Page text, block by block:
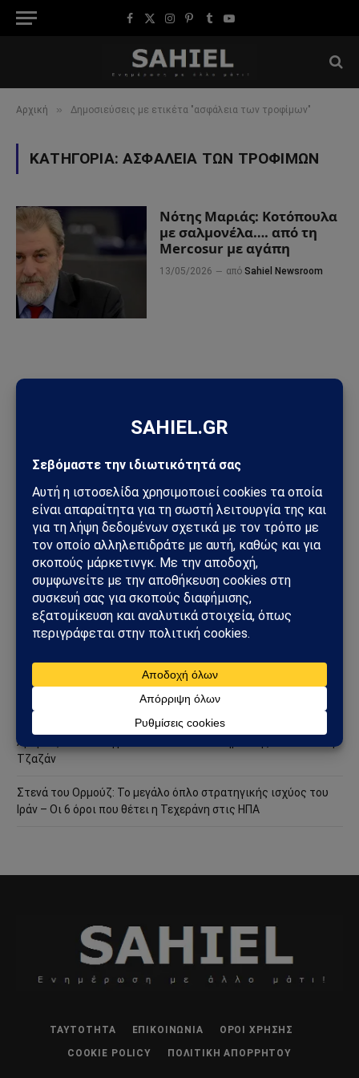
Facebook
X
Instagram
Pinterest
TumblrYouTube
Αρχική » Δημοσιεύσεις με ετικέτα "ασφάλεια των τροφίμων"
ΚΑΤΗΓΟΡΊΑ:ΑΣΦΆΛΕΙΑ ΤΩΝ ΤΡΟΦΊΜΩΝ
Νότης Μαριάς: Κοτόπουλα
με σαλμονέλα…. από τη
Mercosur με αγάπη
13/05/2026 από Sahiel Newsroom
Meta: Πρόστιμο-μαμούθ 567 εκατ. δολαρίων για Facebook και
Instagram – Στο επίκεντρο η ψυχική υγεία των ανηλίκων
Μοτζτάμπα Χαμενεΐ: Η Τεχεράνη έδωσε βίντεο στη
δημοσιότητα – Το μήνυμα πίσω από τη σπάνια εμφάνιση του
ηγέτη του Ιράν
Πέθανε ο Νίκος Καλογερόπουλος σε ηλικία 74 ετών – Έφυγε
ένας αυθεντικός άνθρωπος του ελληνικού κινηματογράφου
Unitree: Πώς η κινεζική εταιρεία ρομπότ «πρόλαβε» τους
νέους περιορισμούς των ΗΠΑ
Συναγερμός για πυρκαγιές στην Ελλάδα: Σε πλήρη επιφυλακή
ο κρατικός μηχανισμός – Άνεμοι έως 9 μποφόρ
Χούθι χτύπησαν την ενεργειακή καρδιά της Σαουδικής
Αραβίας – Επίθεση με drone στο διυλιστήριο της Aramco στην
Τζαζάν
Στενά του Ορμούζ: Το μεγάλο όπλο στρατηγικής ισχύος του
Ιράν – Οι 6 όροι που θέτει η Τεχεράνη στις ΗΠΑ
ΤΑΥΤΌΤΗΤΑ ΕΠΙΚΟΙΝΩΝΊΑ ΌΡΟΙ ΧΡΉΣΗΣ
COOKIE POLICY ΠΟΛΙΤΙΚΉ ΑΠΟΡΡΉΤΟΥ